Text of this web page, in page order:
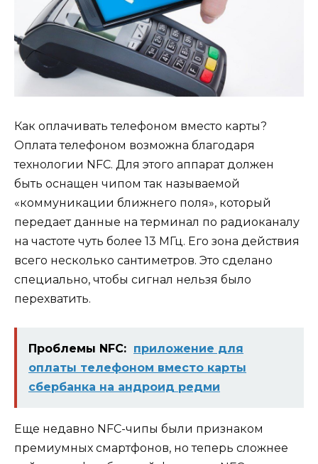
Как оплачивать телефоном вместо карты?
Оплата телефоном возможна благодаря
технологии NFC. Для этого аппарат должен
быть оснащен чипом так называемой
«коммуникации ближнего поля», который
передает данные на терминал по радиоканалу
на частоте чуть более 13 МГц. Его зона действия
всего несколько сантиметров. Это сделано
специально, чтобы сигнал нельзя было
перехватить.
Проблемы NFC: приложение для
оплаты телефоном вместо карты
сбербанка на андроид редми
Еще недавно NFC-чипы были признаком
премиумных смартфонов, но теперь сложнее